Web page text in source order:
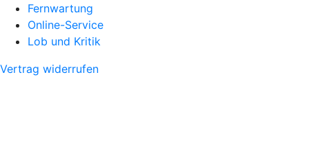
Fernwartung
Online-Service
Lob und Kritik
Vertrag widerrufen